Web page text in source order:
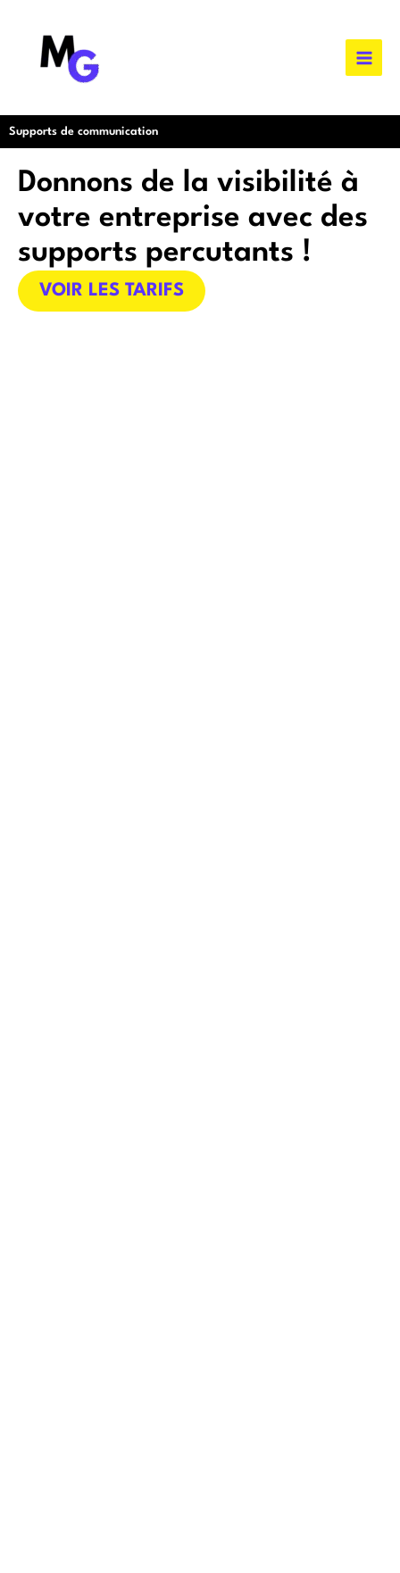
contenu
Supports de communication
Donnons de la visibilité à
votre entreprise avec des
supports percutants !
VOIR LES TARIFS